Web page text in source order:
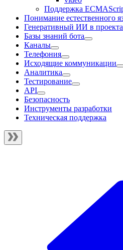
Поддержка
Понимание естественного
Генеративный ИИ в
Базы знаний бота
Каналы
Телефония
Исходящие коммуникации
Аналитика
Тестирование
API
Безопасность
Инструменты разработки
Техническая поддержка